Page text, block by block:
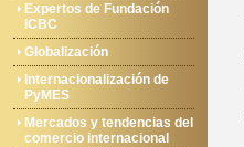
Expertos de Fundación
ICBC
Globalización
Internacionalización de
PyMES
Mercados y tendencias del
comercio internacional